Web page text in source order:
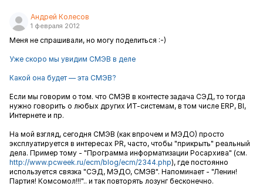
Андрей Колесов
1 февраля 2012
Меня не спрашивали, но могу поделиться :-)
Уже скоро мы увидим СМЭВ в деле
Какой она будет — эта СМЭВ?
Если мы говорим о том. что СМЭВ в контесте задача СЭД, то тогда
нужно говорить о любых других ИТ-системам, в том числе ERP, BI,
Интернете и пр.
На мой взгляд, сегодня СМЭВ (как впрочем и МЭДО) просто
эксплуатируется в интересах PR, часто, чтобы "прикрыть" реальный
дела. Пример тому - "Программа информатизации Росархива" (см.
http://www.pcweek.ru/ecm/blog/ecm/2344.php), где постоянно
используется связка "СЭД, МЭДО, СМЭВ". Напоминает - "Ленин!
Партия! Комсомол!!!".. и так повторять лозунг бесконечно.